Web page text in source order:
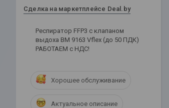
Сделка на маркетплейсе Deal.by
Респиратор FFP3 c клапаном
выдоха ВМ 9163 Vflex (до 50 ПДК)
РАБОТАЕМ с НДС!
Хорошее обслуживание
Актуальное описание